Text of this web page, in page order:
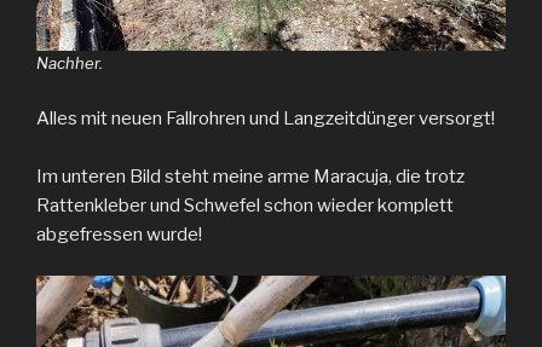
Nachher.
Alles mit neuen Fallrohren und Langzeitdünger versorgt!
Im unteren Bild steht meine arme Maracuja, die trotz
Rattenkleber und Schwefel schon wieder komplett
abgefressen wurde!